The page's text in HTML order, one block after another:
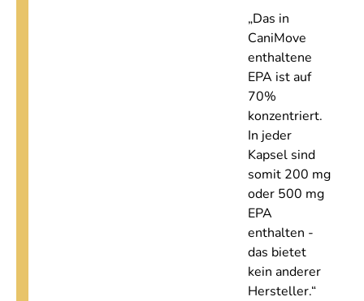
„Das in
CaniMove
enthaltene
EPA ist auf
70%
konzentriert.
In jeder
Kapsel sind
somit 200 mg
oder 500 mg
EPA
enthalten -
das bietet
kein anderer
Hersteller.“